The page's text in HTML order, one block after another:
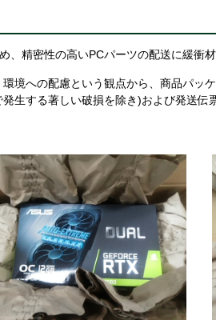
精密性の高いPCパーツの配送に緩衝
境への配慮という観点から、商品パ
生する著しい破損を除き)および発送